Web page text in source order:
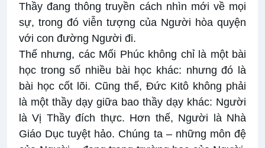
Thầy đang thông truyền cách nhìn mới về mọi
sự, trong đó viễn tượng của Người hòa quyện
với con đường Người đi.
Thế nhưng, các Mối Phúc không chỉ là một bài
học trong số nhiều bài học khác: nhưng đó là
bài học cốt lõi. Cũng thế, Đức Kitô không phải
là một thầy dạy giữa bao thầy dạy khác: Người
là Vị Thầy đích thực. Hơn thế, Người là Nhà
Giáo Dục tuyệt hảo. Chúng ta – những môn đệ